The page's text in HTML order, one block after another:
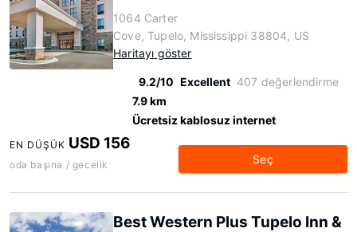
1064 Carter
Cove, Tupelo, Mississippi 38804, US
Haritayı göster
9.2/10 Excellent 407 değerlendirme
7.9 km
Ücretsiz kablosuz internet
EN DÜŞÜK USD 156
oda başına / gecelik Seç
Best Western Plus Tupelo Inn &